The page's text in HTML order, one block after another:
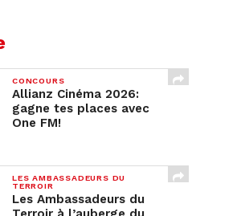
CONCOURS
Allianz Cinéma 2026:
gagne tes places avec
One FM!
LES AMBASSADEURS DU
TERROIR
Les Ambassadeurs du